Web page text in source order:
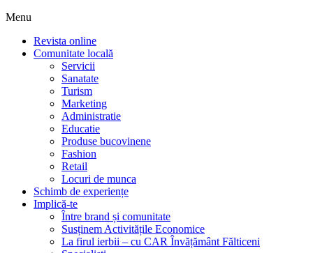
Menu
Revista online
Comunitate locală
Servicii
Sanatate
Turism
Marketing
Administratie
Educatie
Produse bucovinene
Fashion
Retail
Locuri de munca
Schimb de experiențe
Implică-te
Între brand și comunitate
Susținem Activitățile Economice
La firul ierbii – cu CAR Învățământ Fălticeni